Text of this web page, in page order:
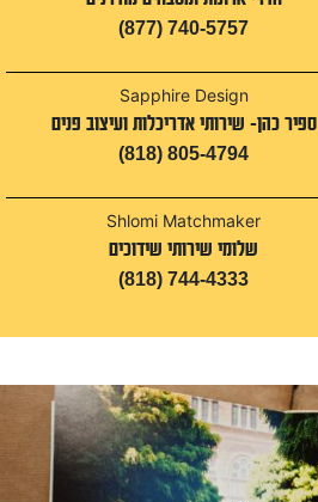
(877) 740-5757
Sapphire Design
ספיר כהן- שירותי אדריכלות ועיצוב פנים
(818) 805-4794
Shlomi Matchmaker
שלומי שירותי שידוכים
(818) 744-4333